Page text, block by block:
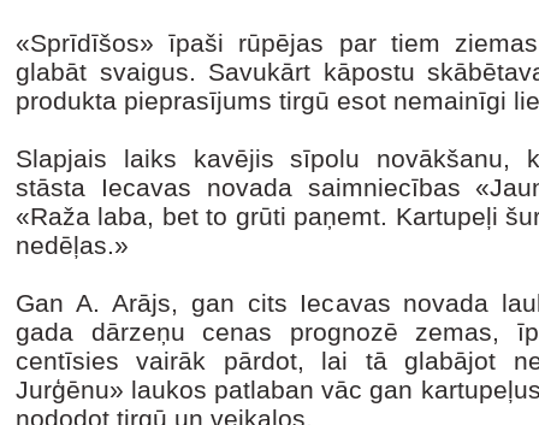
«Sprīdīšos» īpaši rūpējas par tiem
glabāt svaigus. Savukārt kāpostu
produkta pieprasījums tirgū esot nemainīgi
Slapjais laiks kavējis sīpolu novākšanu,
stāsta Iecavas novada saimniecības
«Raža laba, bet to grūti paņemt. Kartupeļi
nedēļas.»
Gan A. Arājs, gan cits Iecavas novada
gada dārzeņu cenas prognozē zemas,
centīsies vairāk pārdot, lai tā glabājot
Jurģēnu» laukos patlaban vāc gan
nododot tirgū un veikalos.